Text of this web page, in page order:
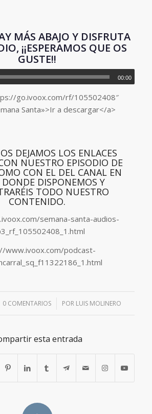
MÁS ABAJO Y DISFRUTA
¡¡ESPERAMOS QUE OS
GUSTE!!
00:00
go.ivoox.com/rf/105502408″
Santa»>Ir a descargar</a>
DEJAMOS LOS ENLACES
NUESTRO EPISODIO DE
CON EL DEL CANAL EN
DONDE DISPONEMOS Y
TODO NUESTRO
CONTENIDO.
semana-santa-audios-
www.ivoox.com/podcast-
0 COMENTARIOS
/ POR LUIS MOLINERO
esta entrada